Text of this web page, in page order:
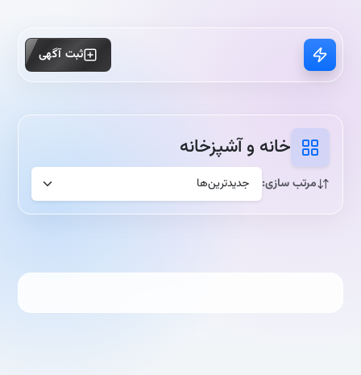
ثبت آگهی
خانه و آشپزخانه
مرتب سازی: